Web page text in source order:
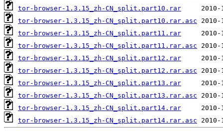
tor-browser-1.3.15_zh-CN_split.part10.rar
tor-browser-1.3.15_zh-CN_split.part10.rar.asc
tor-browser-1.3.15_zh-CN_split.part11.rar
tor-browser-1.3.15_zh-CN_split.part11.rar.asc
tor-browser-1.3.15_zh-CN_split.part12.rar
tor-browser-1.3.15_zh-CN_split.part12.rar.asc
tor-browser-1.3.15_zh-CN_split.part13.rar
tor-browser-1.3.15_zh-CN_split.part13.rar.asc
tor-browser-1.3.15_zh-CN_split.part14.rar
tor-browser-1.3.15_zh-CN_split.part14.rar.asc